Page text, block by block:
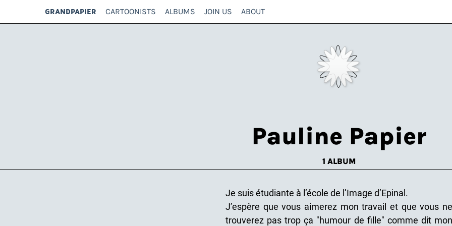
GRANDPAPIER CARTOONISTS ALBUMS JOIN US ABOUT
Pauline Papier
1 ALBUM
Je suis étudiante à l’école de l’Image d’Epinal.
J’espère que vous aimerez mon travail et que vous ne
trouverez pas trop ça "humour de fille" comme dit mon